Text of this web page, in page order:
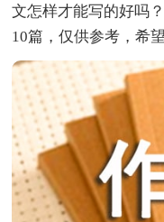
文怎样才能写的好吗
10篇，仅供参考，希